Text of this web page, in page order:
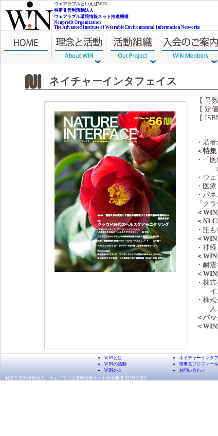
ウェアラブルといえばWIN
特定非営利活動法人
ウェアラブル環境情報ネット推進機構
Nonprofit Organization
The Advanced Institute of Wearable Environmental Information Networks
ネイチャーインタフェイス
【 号
【 定
【
・若
＜特
・「
の実
・ウ
・医
・パ
「ク
＜
＜NI
・誰
＜
・神
＜
・耐
＜
・株
イン
・株
人と
＜バ
＜
WINとは
WINの活動
WINの会
ネイチャーインタ
理事長プロフィール
お問い合わせ
特定非営利活動法人 ウェアラブル環境情報ネット推進機構 (NPO WIN)